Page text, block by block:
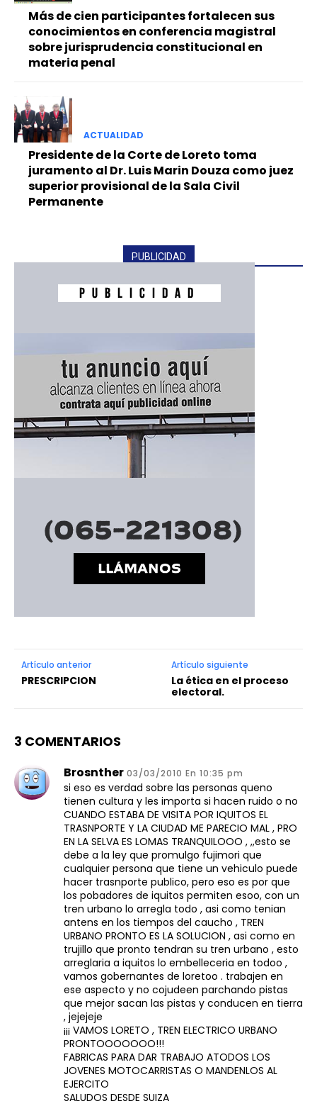
Más de cien participantes fortalecen sus
conocimientos en conferencia magistral
sobre jurisprudencia constitucional en
materia penal
ACTUALIDAD
Presidente de la Corte de Loreto toma
juramento al Dr. Luis Marin Douza como juez
superior provisional de la Sala Civil
Permanente
PUBLICIDAD
Artículo anterior
PRESCRIPCION
Artículo siguiente
La ética en el proceso
electoral.
3 COMENTARIOS
Brosnther 03/03/2010 En 10:35 pm
si eso es verdad sobre las personas queno
tienen cultura y les importa si hacen ruido o no
CUANDO ESTABA DE VISITA POR IQUITOS EL
TRASNPORTE Y LA CIUDAD ME PARECIO MAL , PRO
EN LA SELVA ES LOMAS TRANQUILOOO , ,,esto se
debe a la ley que promulgo fujimori que
cualquier persona que tiene un vehiculo puede
hacer trasnporte publico, pero eso es por que
los pobadores de iquitos permiten esoo, con un
tren urbano lo arregla todo , asi como tenian
antens en los tiempos del caucho , TREN
URBANO PRONTO ES LA SOLUCION , asi como en
trujillo que pronto tendran su tren urbano , esto
arreglaria a iquitos lo embelleceria en todoo ,
vamos gobernantes de loretoo . trabajen en
ese aspecto y no cojudeen parchando pistas
que mejor sacan las pistas y conducen en tierra
, jejejeje
¡¡¡ VAMOS LORETO , TREN ELECTRICO URBANO
PRONTOOOOOOO!!!
FABRICAS PARA DAR TRABAJO ATODOS LOS
JOVENES MOTOCARRISTAS O MANDENLOS AL
EJERCITO
SALUDOS DESDE SUIZA